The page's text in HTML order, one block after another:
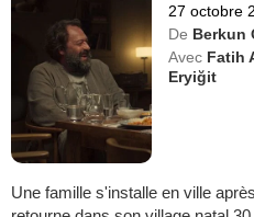
27 octobre
De Berkun
Avec Fatih
Eryiğit
Une famille s'installe en ville